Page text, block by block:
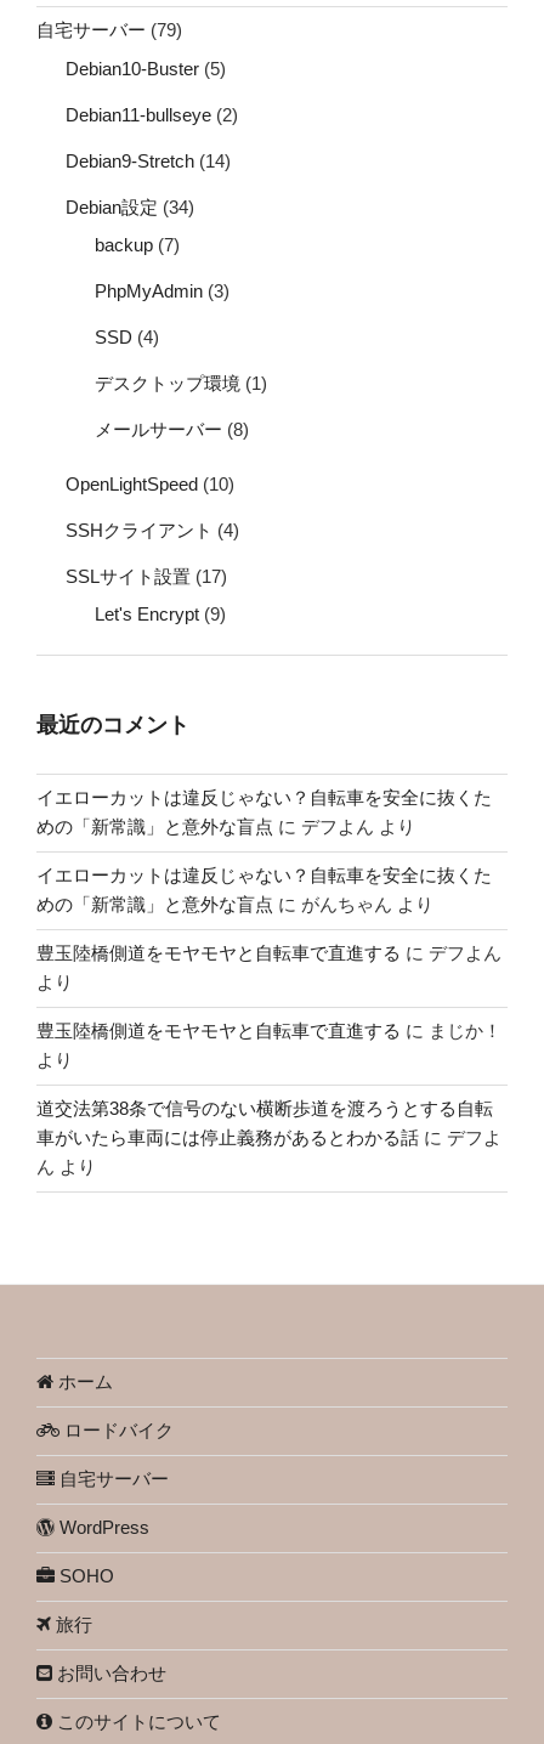
自宅サーバー (79)
Debian10-Buster (5)
Debian11-bullseye (2)
Debian9-Stretch (14)
Debian設定 (34)
backup (7)
PhpMyAdmin (3)
SSD (4)
デスクトップ環境 (1)
メールサーバー (8)
OpenLightSpeed (10)
SSHクライアント (4)
SSLサイト設置 (17)
Let's Encrypt (9)
最近のコメント
イエローカットは違反じゃない？自転車を安全に抜くた
めの「新常識」と意外な盲点 に デフよん より
イエローカットは違反じゃない？自転車を安全に抜くた
めの「新常識」と意外な盲点 に がんちゃん より
豊玉陸橋側道をモヤモヤと自転車で直進する に デフよん
より
豊玉陸橋側道をモヤモヤと自転車で直進する に まじか！
より
道交法第38条で信号のない横断歩道を渡ろうとする自転
車がいたら車両には停止義務があるとわかる話 に デフよ
ん より
ホーム
ロードバイク
自宅サーバー
WordPress
SOHO
旅行
お問い合わせ
このサイトについて